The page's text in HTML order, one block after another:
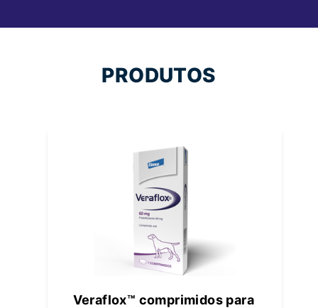
PRODUTOS
Veraflox™️ comprimidos para